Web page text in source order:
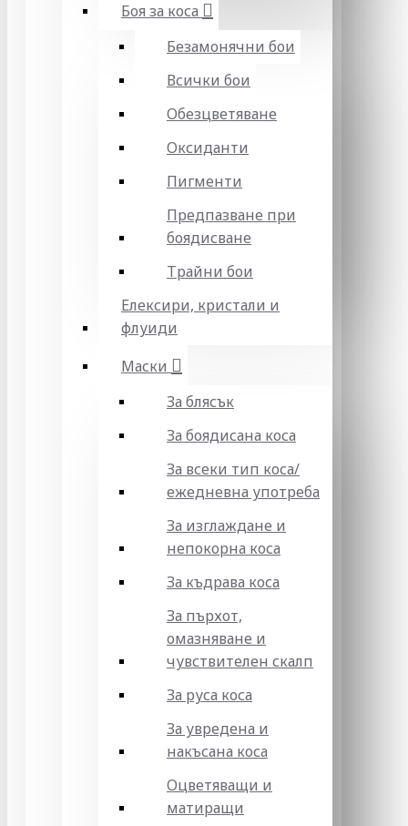
Боя за коса
Безамонячни бои
Всички бои
Обезцветяване
Оксиданти
Пигменти
Предпазване при
боядисване
Трайни бои
Елексири, кристали и
флуиди
Маски
За блясък
За боядисана коса
За всеки тип коса/
ежедневна употреба
За изглаждане и
непокорна коса
За къдрава коса
За пърхот,
омазняване и
чувствителен скалп
За руса коса
За увредена и
накъсана коса
Оцветяващи и
матиращи